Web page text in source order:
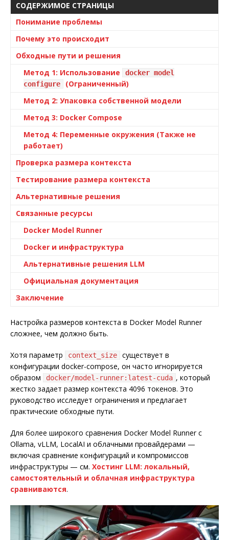
СОДЕРЖИМОЕ СТРАНИЦЫ
Понимание проблемы
Почему это происходит
Обходные пути и решения
Метод 1: Использование
docker model
configure
(Ограниченный)
Метод 2: Упаковка собственной модели
Метод 3: Docker Compose
Метод 4: Переменные окружения (Также не
работает)
Проверка размера контекста
Тестирование размера контекста
Альтернативные решения
Связанные ресурсы
Docker Model Runner
Docker и инфраструктура
Альтернативные решения LLM
Официальная документация
Заключение
Настройка размеров контекста в Docker Model Runner
сложнее, чем должно быть.
Хотя параметр context_size
существует в
конфигурации docker-compose, он часто игнорируется
образом
docker/model-runner:latest-cuda , который
жестко задает размер контекста 4096 токенов. Это
руководство исследует ограничения и предлагает
практические обходные пути.
Для более широкого сравнения Docker Model Runner с
Ollama, vLLM, LocalAI и облачными провайдерами —
включая сравнение конфигураций и компромиссов
инфраструктуры — см. Хостинг LLM: локальный,
самостоятельный и облачная инфраструктура
сравниваются.